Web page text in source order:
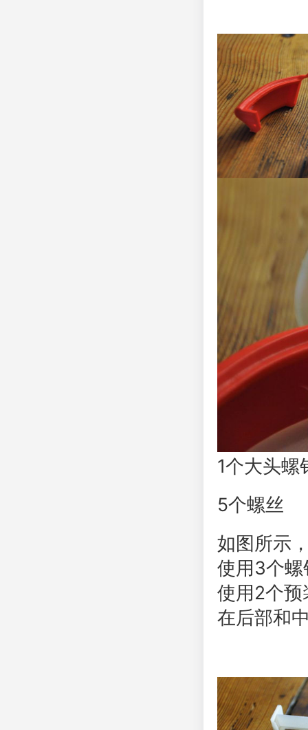
1个大头螺
5个螺丝
如图所示
使用3个
使用2个预
在后部和